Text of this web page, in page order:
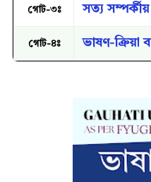
গোট-৩ঃ সত্য় সম্পৰ্কীয়
গোট-৪ঃ ভাষণ-ক্ৰিয়া